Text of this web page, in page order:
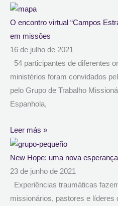
O encontro virtual “Campos
em missões
16 de julho de 2021
54 participantes de diferentes
ministérios foram convidados
pelo Grupo de Trabalho
Espanhola,
Leer más »
New Hope: uma nova
23 de junho de 2021
Experiências traumáticas
missionários, pastores e líderes